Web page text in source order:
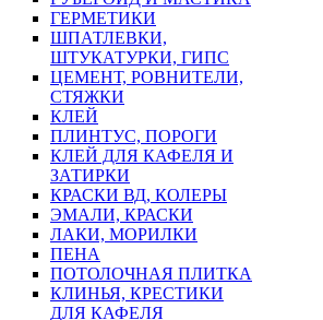
ГЕРМЕТИКИ
ШПАТЛЕВКИ,
ШТУКАТУРКИ, ГИПС
ЦЕМЕНТ, РОВНИТЕЛИ,
СТЯЖКИ
КЛЕЙ
ПЛИНТУС, ПОРОГИ
КЛЕЙ ДЛЯ КАФЕЛЯ И
ЗАТИРКИ
КРАСКИ ВД, КОЛЕРЫ
ЭМАЛИ, КРАСКИ
ЛАКИ, МОРИЛКИ
ПЕНА
ПОТОЛОЧНАЯ ПЛИТКА
КЛИНЬЯ, КРЕСТИКИ
ДЛЯ КАФЕЛЯ